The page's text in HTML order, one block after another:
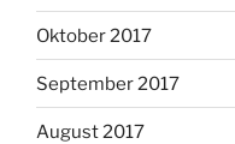
Oktober 2017
September 2017
August 2017